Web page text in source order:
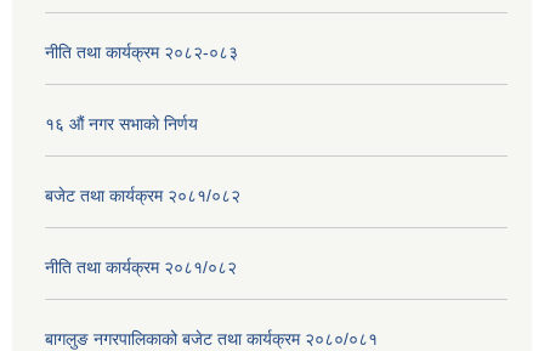
नीति तथा कार्यक्रम २०८२-०८३
१६ ‌औं नगर सभाकाे निर्णय
बजेट तथा कार्यक्रम २०८१/०८२
नीति तथा कार्यक्रम २०८१/०८२
बागलुङ नगरपालिकाको बजेट तथा कार्यक्रम २०८०/०८१